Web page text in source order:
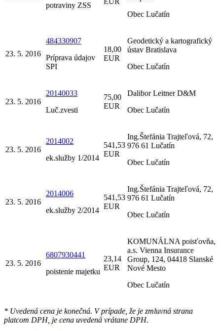
potraviny ZSS
Obec Lučatín
23. 5. 2016
484330907
Príprava údajov
SPI
18,00
EUR
Geodetický a kartografický
ústav Bratislava
Obec Lučatín
23. 5. 2016
20140033
Luč.zvesti
75,00
EUR
Dalibor Leitner D&M
Obec Lučatín
23. 5. 2016
2014002
ek.služby 1/2014
541,53
EUR
Ing.Štefánia Trajteľová, 72,
976 61 Lučatín
Obec Lučatín
23. 5. 2016
2014006
ek.služby 2/2014
541,53
EUR
Ing.Štefánia Trajteľová, 72,
976 61 Lučatín
Obec Lučatín
23. 5. 2016
6807930441
poistenie majetku
23,14
EUR
KOMUNÁLNA poisťovňa,
a.s. Vienna Insurance
Group, 124, 04418 Slanské
Nové Mesto
Obec Lučatín
* Uvedená cena je konečná. V prípade, že je zmluvná strana
platcom DPH, je cena uvedená vrátane DPH.